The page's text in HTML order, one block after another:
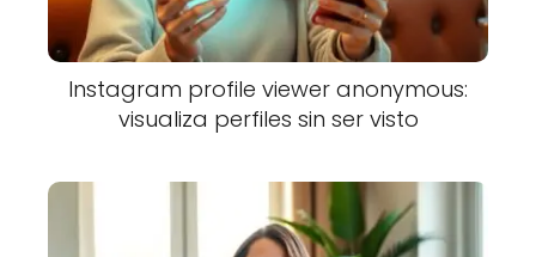
Instagram profile viewer anonymous:
visualiza perfiles sin ser visto